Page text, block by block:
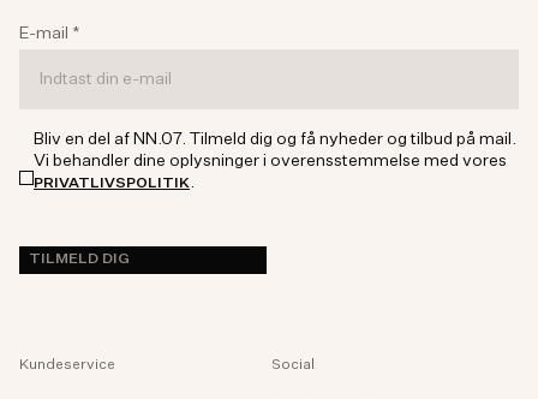
E-mail *
Bliv en del af NN.07. Tilmeld dig og få nyheder og tilbud på mail.
Vi behandler dine oplysninger i overensstemmelse med vores
PRIVATLIVSPOLITIK.
TILMELD DIG
Kundeservice Social